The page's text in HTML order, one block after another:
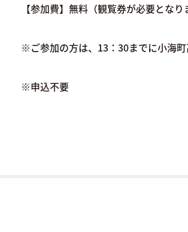
【参加費】無料（観覧券が必要となり
※ご参加の方は、13：30までに小海町
※申込不要